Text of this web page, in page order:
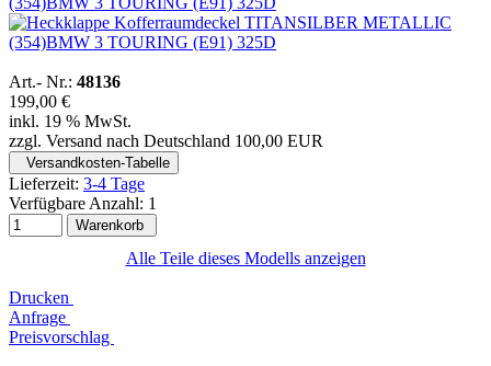
Art.- Nr.: 48136
199,00 €
inkl. 19 % MwSt.
zzgl. Versand nach Deutschland 100,00 EUR
Versandkosten-Tabelle
Lieferzeit: 3-4 Tage
Verfügbare Anzahl: 1
Warenkorb
Alle Teile dieses Modells anzeigen
Drucken
Anfrage
Preisvorschlag